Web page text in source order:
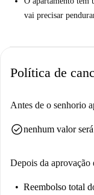
vai precisar
Política de
Antes de o senhorio
check_circlenenhum valor
Depois da aprovação
Reembolso total